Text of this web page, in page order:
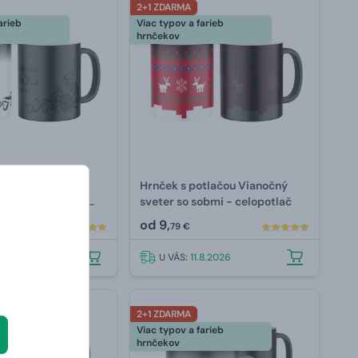
2+1 ZDARMA
Viac typov a farieb
hrnčekov
Hrnček s potlačou Vianočný
sveter so sobmi - celopotlač
od 9,79 €
U VÁS:11.8.2026
2+1 ZDARMA
Viac typov a farieb
hrnčekov